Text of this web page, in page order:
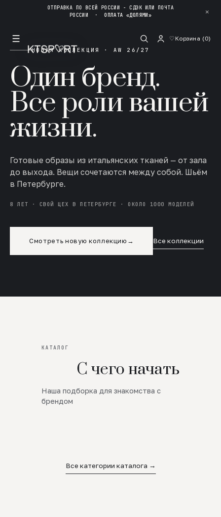
ОТПРАВКА ПО ВСЕЙ РОССИИ - СДЭК ИЛИ ПОЧТА
РОССИИ ·ОПЛАТА «ДОЛЯМИ» ✕
☰ ♡Корзина (0)
НОВАЯ КОЛЛЕКЦИЯ · AW 26/27
Один бренд.
Все роли вашей
жизни.
Готовые образы из итальянских тканей — от зала
до выхода. Вещи сочетаются между собой. Шьём
в Петербурге.
8 ЛЕТ · СВОЙ ЦЕХ В ПЕТЕРБУРГЕ · ОКОЛО 1000 МОДЕЛЕЙ
Смотреть новую коллекцию → Все коллекции
КАТАЛОГ
С чего начать
Наша подборка для знакомства с
брендом
Новинки
SALE
Все категории каталога →